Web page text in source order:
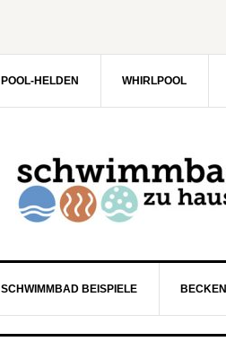
POOL-HELDEN WHIRLPOOL
SCHWIMMBAD BEISPIELE BECKEN